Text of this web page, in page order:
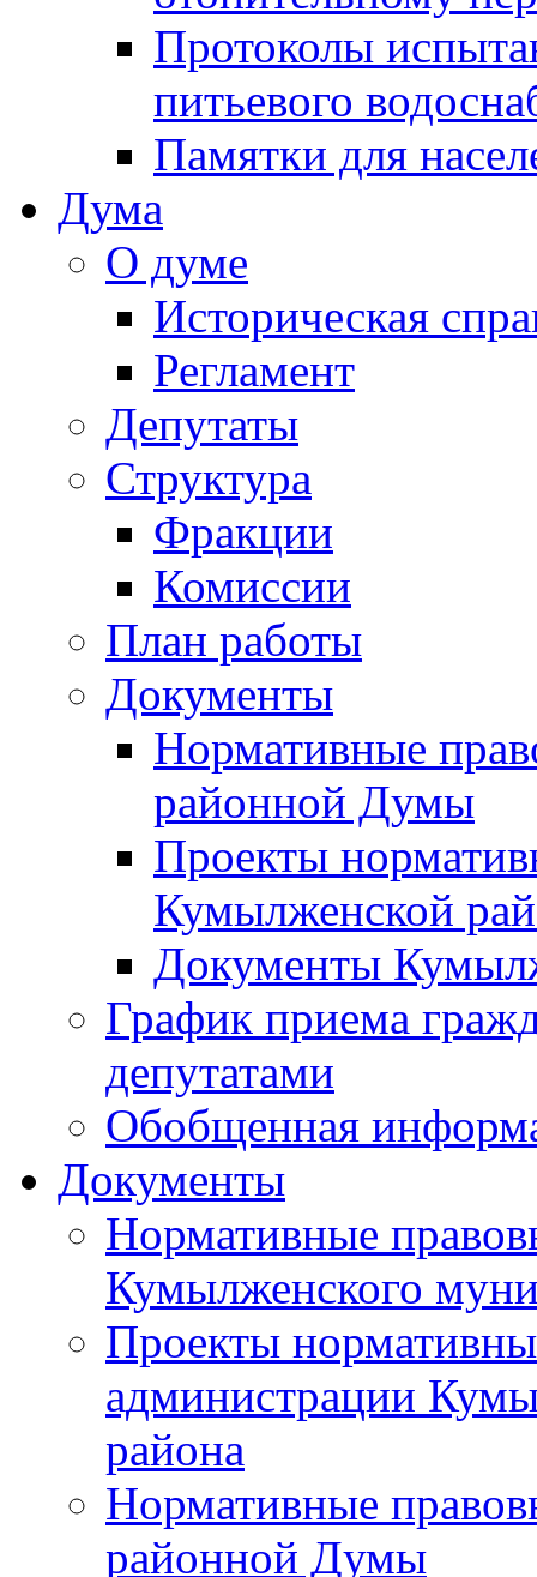
Протоколы
питьевого
Памятки для
Дума
О думе
Историческая
Регламент
Депутаты
Структура
Фракции
Комиссии
План работы
Документы
Нормативные
районной Думы
Проекты
Кумылженской
Документы
График приема
депутатами
Обобщенная
Документы
Нормативные
Кумылженского
Проекты
администрации
района
Нормативные
районной Думы